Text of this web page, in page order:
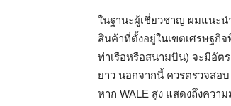
ในฐานะผู้เชี่ยวชาญ ผมแนะ
สินค้าที่ตั้งอยู่ในเขตเศรษฐกิ
ท่าเรือหรือสนามบิน) จะมีอัต
ยาว นอกจากนี้ ควรตรวจสอบ
หาก WALE สูง แสดงถึงควา